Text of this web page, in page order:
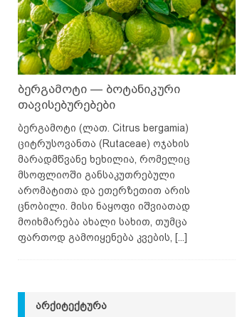
ბერგამოტი — ბოტანიკური
თავისებურებები
ბერგამოტი (ლათ. Citrus bergamia)
ციტრუსოვანთა (Rutaceae) ოჯახის
მარადმწვანე ხეხილია, რომელიც
მსოფლიოში განსაკუთრებული
არომატითა და ეთერზეთით არის
ცნობილი. მისი ნაყოფი იშვიათად
მოიხმარება ახალი სახით, თუმცა
ფართოდ გამოიყენება კვების,
[...]
ᲐᲠᲥᲘᲢᲔᲥᲢᲣᲠᲐ